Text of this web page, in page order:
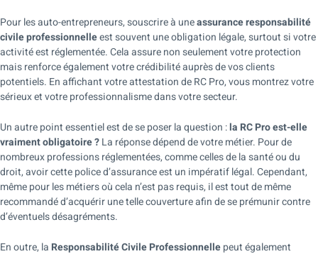
Pour les auto-entrepreneurs, souscrire à uneassurance responsabilité
civile professionnelleest souvent une obligation légale, surtout si votre
activité est réglementée. Cela assure non seulement votre protection
mais renforce également votre crédibilité auprès de vos clients
potentiels. En affichant votre attestation de RC Pro, vous montrez votre
sérieux et votre professionnalisme dans votre secteur.
Un autre point essentiel est de se poser la question :la RC Pro est-elle
vraiment obligatoire ?La réponse dépend de votre métier. Pour de
nombreux professions réglementées, comme celles de la santé ou du
droit, avoir cette police d’assurance est un impératif légal. Cependant,
même pour les métiers où cela n’est pas requis, il est tout de même
recommandé d’acquérir une telle couverture afin de se prémunir contre
d’éventuels désagréments.
En outre, la Responsabilité Civile Professionnellepeut également